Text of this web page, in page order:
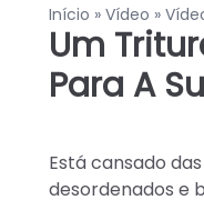
Início » Vídeo »
Um
Para A
Está cansado
desordenados e